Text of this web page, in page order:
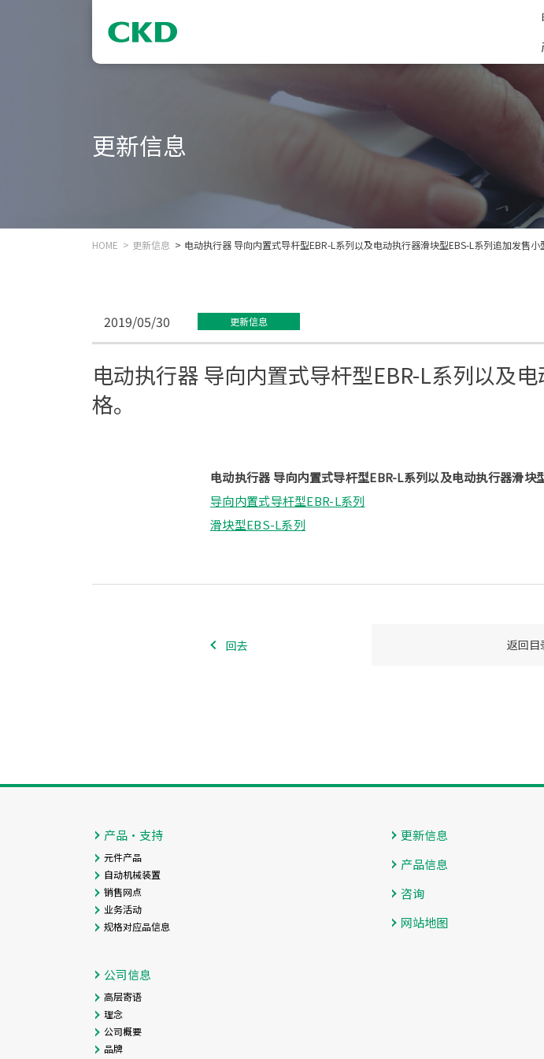
更新信息
HOME 更新信息 电动执行器 导向内置式导杆型EBR-L系列以及电动执行器滑块型EBS-L系列追加发售小
2019/05/30 更新信息
电动执行器 导向内置式导杆型EBR-L系列以及
格。
电动执行器 导向内置式导杆型EBR-L系列以及电动执行器滑块
导向内置式导杆型EBR-L系列
滑块型EBS-L系列
回去 返回目
产品・支持
元件产品
自动机械装置
销售网点
业务活动
规格对应品信息
公司信息
高层寄语
理念
公司概要
品牌
更新信息
产品信息
咨询
网站地图